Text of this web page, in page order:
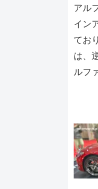
アル
イン
てお
は、
ルフ